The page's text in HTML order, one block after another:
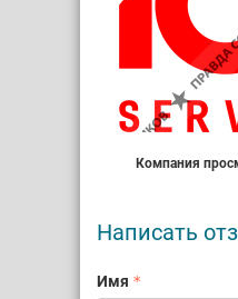
Компания
Написать
Имя